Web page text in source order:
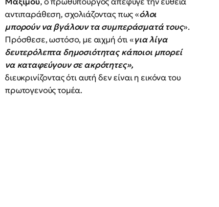
αντιπαράθεση, σχολιάζοντας πως «όλοι
μπορούν να βγάλουν τα συμπεράσματά τους».
Πρόσθεσε, ωστόσο, με αιχμή ότι «για λίγα
δευτερόλεπτα δημοσιότητας κάποιοι μπορεί
να καταφεύγουν σε ακρότητες»,
διευκρινίζοντας ότι αυτή δεν είναι η εικόνα του
πρωτογενούς τομέα.